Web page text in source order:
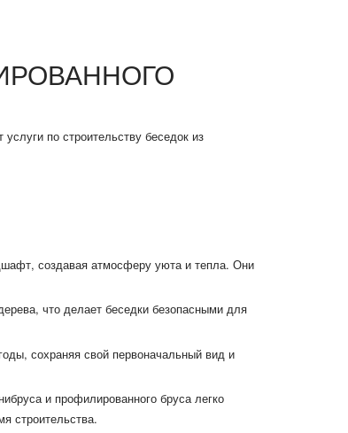
по строительству беседок из
создавая атмосферу уюта и тепла. Они
что делает беседки безопасными для
сохраняя свой первоначальный вид и
и профилированного бруса легко
строительства.